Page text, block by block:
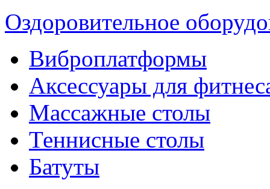
Оздоровительное
Виброплатформы
Аксессуары для
Массажные столы
Теннисные столы
Батуты